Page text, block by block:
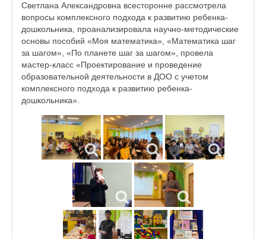
Светлана Александровна всесторонне рассмотрела
вопросы комплексного подхода к развитию ребенка-
дошкольника, проанализировала научно-методические
основы пособий «Моя математика», «Математика шаг
за шагом», «По планете шаг за шагом», провела
мастер-класс «Проектирование и проведение
образовательной деятельности в ДОО с учетом
комплексного подхода к развитию ребенка-
дошкольника».